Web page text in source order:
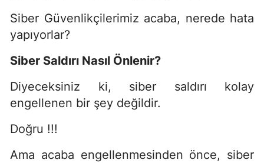
Siber Güvenlikçilerimiz acaba, nerede hata
yapıyorlar?
Siber Saldırı Nasıl Önlenir?
Diyeceksiniz ki, siber saldırı kolay
engellenen bir şey değildir.
Doğru !!!
Ama acaba engellenmesinden önce, siber